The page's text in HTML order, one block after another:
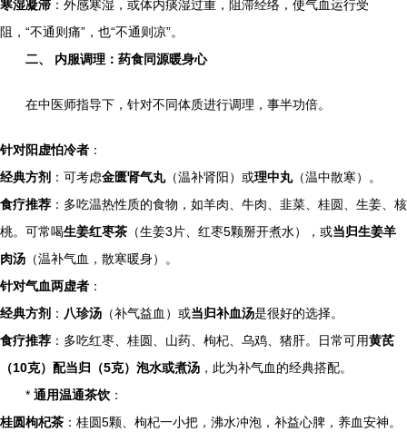
寒湿凝滞 ：外感寒湿，或体内痰湿过重，阻滞经络，使气血运行受
阻，“不通则痛”，也“不通则凉”。
二、 内服调理：药食同源暖身心
在中医师指导下，针对不同体质进行调理，事半功倍。
针对阳虚怕冷者 ：
经典方剂 ：可考虑金匮肾气丸（温补肾阳）或理中丸（温中散寒）。
食疗推荐 ：多吃温热性质的食物，如羊肉、牛肉、韭菜、桂圆、生姜、核
桃。可常喝生姜红枣茶 （生姜3片、红枣5颗掰开煮水），或当归生姜羊
肉汤 （温补气血，散寒暖身）。
针对气血两虚者 ：
经典方剂 ： 八珍汤 （补气益血）或当归补血汤是很好的选择。
食疗推荐 ：多吃红枣、桂圆、山药、枸杞、乌鸡、猪肝。日常可用黄芪
（10克）配当归（5克）泡水或煮汤 ，此为补气血的经典搭配。
* 通用温通茶饮 ：
桂圆枸杞茶 ：桂圆5颗、枸杞一小把，沸水冲泡，补益心脾，养血安神。